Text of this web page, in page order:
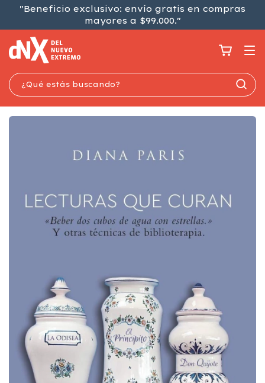
"Beneficio exclusivo: envío gratis en compras
mayores a $99.000."